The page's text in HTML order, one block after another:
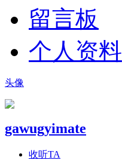
留言板
个人资料
头像
gawugyimate
收听TA